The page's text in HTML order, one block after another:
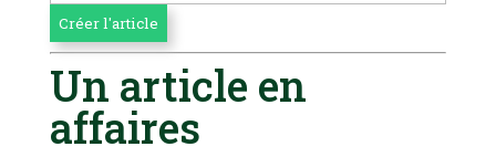
Un article en
affaires